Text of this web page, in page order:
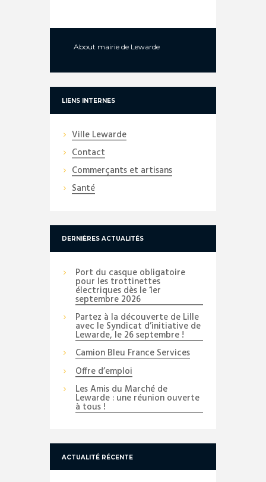
About mairie de Lewarde
LIENS INTERNES
Ville Lewarde
Contact
Commerçants et artisans
Santé
DERNIÈRES ACTUALITÉS
Port du casque obligatoire
pour les trottinettes
électriques dès le 1er
septembre 2026
Partez à la découverte de Lille
avec le Syndicat d’initiative de
Lewarde, le 26 septembre !
Camion Bleu France Services
Offre d’emploi
Les Amis du Marché de
Lewarde : une réunion ouverte
à tous !
ACTUALITÉ RÉCENTE